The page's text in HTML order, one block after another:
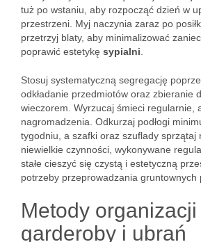
tuż po wstaniu, aby rozpocząć dzień w
przestrzeni. Myj naczynia zaraz po
przetrzyj blaty, aby minimalizować
poprawić estetykę sypialni
Stosuj systematyczną segregację
odkładanie przedmiotów oraz zbieranie
wieczorem. Wyrzucaj śmieci regularnie,
nagromadzenia. Odkurzaj podłogi
tygodniu, a szafki oraz szuflady sprzątaj
niewielkie czynności, wykonywane
stałe cieszyć się czystą i estetyczną
potrzeby przeprowadzania gruntownych
Metody organizacji
garderoby i ubrań